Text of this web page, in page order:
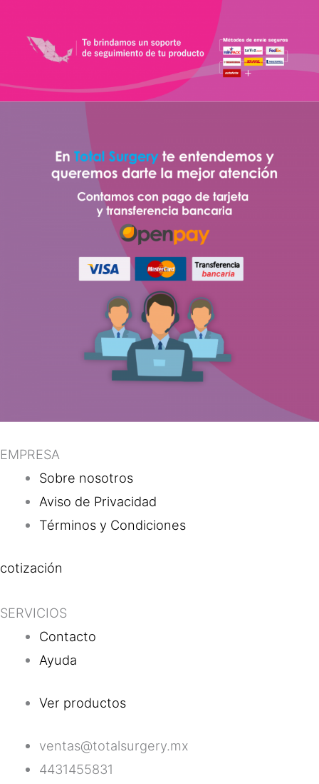
EMPRESA
Sobre nosotros
Aviso de Privacidad
Términos y Condiciones
cotización
SERVICIOS
Contacto
Ayuda
Ver productos
ventas@totalsurgery.mx
4431455831